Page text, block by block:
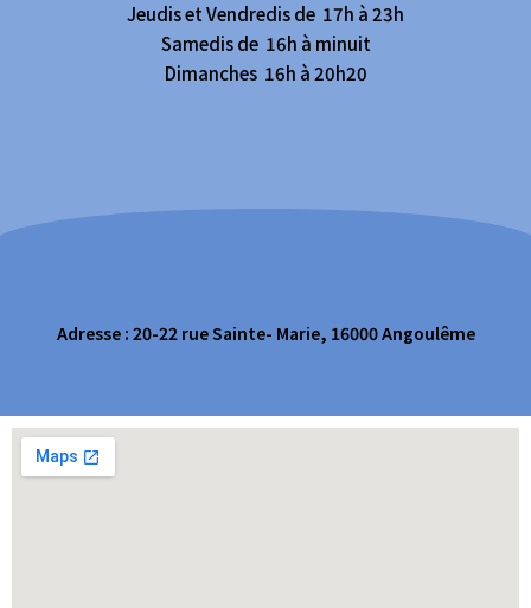
Jeudis et Vendredis de 17h à 23h
Samedis de 16h à minuit
Dimanches 16h à 20h20
Adresse : 20-22 rue Sainte- Marie, 16000 Angoulême